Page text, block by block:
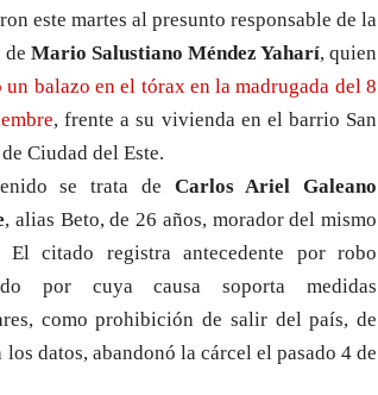
este martes al presunto responsable de la
de Mario Salustiano Méndez Yaharí, quien
balazo en el tórax en la madrugada del 8
, frente a su vivienda en el barrio San
Ciudad del Este.
se trata de Carlos Ariel Galeano
, alias Beto, de 26 años, morador del mismo
El citado registra antecedente por robo
por cuya causa soporta medidas
como prohibición de salir del país, de
datos, abandonó la cárcel el pasado 4 de